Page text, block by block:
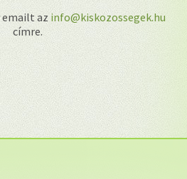
emailt az info@kiskozossegek.hu
címre.